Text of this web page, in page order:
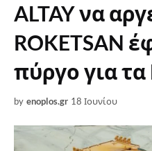
ALTAY να
ROKETSAN
πύργο για τα
by enoplos.gr 18 Ιουνίου